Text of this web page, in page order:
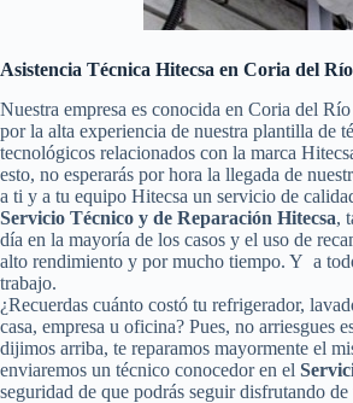
Asistencia Técnica Hitecsa en Coria del
Nuestra empresa es conocida en Coria del
por la alta experiencia de nuestra plantilla de
tecnológicos relacionados con la marca
esto, no esperarás por hora la llegada de
a ti y a tu equipo Hitecsa un servicio de
Servicio Técnico y de Reparación Hitecsa,
día en la mayoría de los casos y el uso de
alto rendimiento y por mucho tiempo. Y a
trabajo.
¿Recuerdas cuánto costó tu refrigerador,
casa, empresa u oficina? Pues, no arriesgues
dijimos arriba, te reparamos mayormente el
enviaremos un técnico conocedor en el
seguridad de que podrás seguir disfrutando